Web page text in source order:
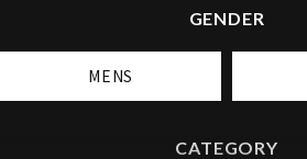
GENDER
MENS
CATEGORY